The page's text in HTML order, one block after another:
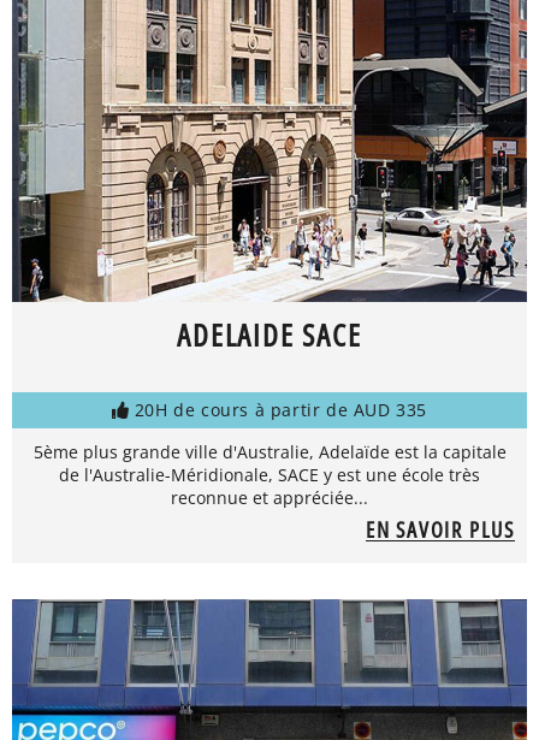
ADELAIDE SACE
20H de cours à partir de AUD 335
5ème plus grande ville d'Australie, Adelaïde est la capitale
de l'Australie-Méridionale, SACE y est une école très
reconnue et appréciée...
EN SAVOIR PLUS